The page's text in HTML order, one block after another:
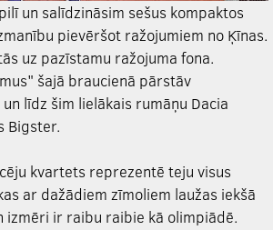
un salīdzināsim sešus kompaktos
pievēršot ražojumiem no Ķīnas.
uz pazīstamu ražojuma fona.
šajā braucienā pārstāv
līdz šim lielākais rumāņu Dacia
Bigster.
kvartets reprezentē teju visus
ar dažādiem zīmoliem laužas iekšā
izmēri ir raibu raibie kā olimpiādē.